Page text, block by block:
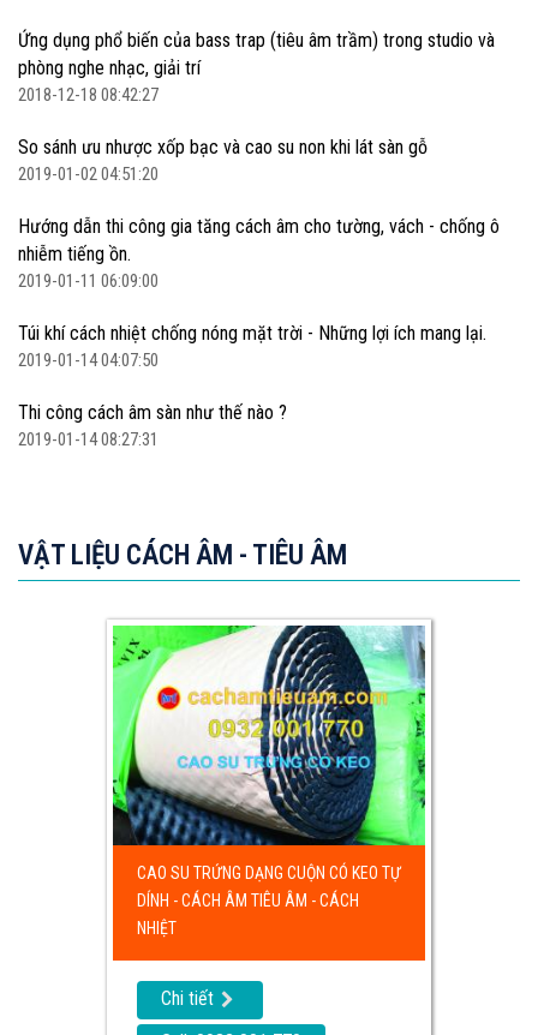
Ứng dụng phổ biến của bass trap (tiêu âm trầm) trong studio và
phòng nghe nhạc, giải trí
2018-12-18 08:42:27
So sánh ưu nhược xốp bạc và cao su non khi lát sàn gỗ
2019-01-02 04:51:20
Hướng dẫn thi công gia tăng cách âm cho tường, vách - chống ô
nhiễm tiếng ồn.
2019-01-11 06:09:00
Túi khí cách nhiệt chống nóng mặt trời - Những lợi ích mang lại.
2019-01-14 04:07:50
Thi công cách âm sàn như thế nào ?
2019-01-14 08:27:31
VẬT LIỆU CÁCH ÂM - TIÊU ÂM
CAO SU TRỨNG DẠNG CUỘN CÓ KEO TỰ
DÍNH - CÁCH ÂM TIÊU ÂM - CÁCH
NHIỆT
Chi tiết